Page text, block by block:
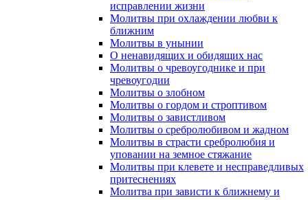
исправлении жизни
Молитвы при охлаждении любви к
ближним
Молитвы в унынии
О ненавидящих и обидящих нас
Молитвы о чревоугоднике и при
чревоугодии
Молитвы о злобном
Молитвы о гордом и строптивом
Молитвы о завистливом
Молитвы о сребролюбивом и жадном
Молитвы в страсти сребролюбия и
уповании на земное стяжание
Молитвы при клевете и несправедливых
притеснениях
Молитва при зависти к ближнему и